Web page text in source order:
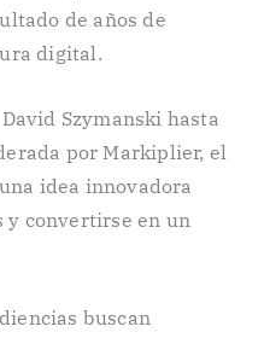
de años de
digital.
Szymanski hasta
por Markiplier, el
idea innovadora
y convertirse en un
buscan